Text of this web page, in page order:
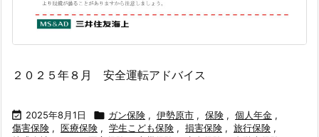
２０２５年８月 安全運転アドバイス
 2025年8月1日  ガン保険 , 伊勢原市 , 保険 , 個人年金 ,
傷害保険 , 医療保険 , 学生こども保険 , 損害保険 , 旅行保険 ,